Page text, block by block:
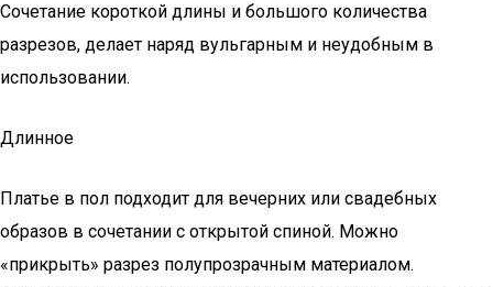
Сочетание короткой длины и большого количества
разрезов, делает наряд вульгарным и неудобным в
использовании.
Длинное
Платье в пол подходит для вечерних или свадебных
образов в сочетании с открытой спиной. Можно
«прикрыть» разрез полупрозрачным материалом.